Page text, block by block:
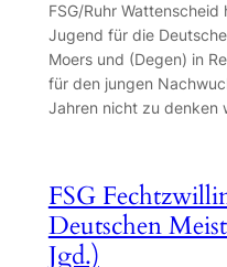
FSG/Ruhr
Jugend für die
Moers und (Degen) in
für den jungen
Jahren nicht zu denken
FSG
Deutschen
Jgd.)